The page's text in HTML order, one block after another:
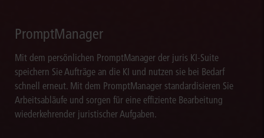
PromptManager
Mit dem persönlichen PromptManager der juris KI-Suite
speichern Sie Aufträge an die KI und nutzen sie bei Bedarf
schnell erneut. Mit dem PromptManager standardisieren Sie
Arbeitsabläufe und sorgen für eine effiziente Bearbeitung
wiederkehrender juristischer Aufgaben.